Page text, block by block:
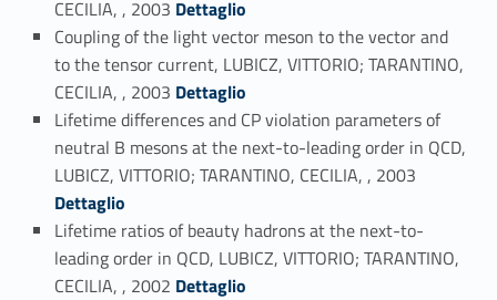
CECILIA, , 2003 Dettaglio
Coupling of the light vector meson to the vector and
to the tensor current, LUBICZ, VITTORIO; TARANTINO,
CECILIA, , 2003 Link identifier #identifier_person_118522-51
Dettaglio
Lifetime differences and CP violation parameters of
neutral B mesons at the next-to-leading order in QCD,
LUBICZ, VITTORIO; TARANTINO, CECILIA, , 2003
Dettaglio
Lifetime ratios of beauty hadrons at the next-to-
leading order in QCD, LUBICZ, VITTORIO; TARANTINO,
CECILIA, , 2002 Link identifier #identifier_person_158539-53
Dettaglio